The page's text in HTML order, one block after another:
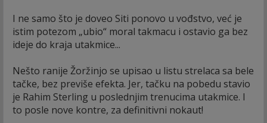
I ne samo što je doveo Siti ponovo u vođstvo, već je
istim potezom „ubio“ moral takmacu i ostavio ga bez
ideje do kraja utakmice...
Nešto ranije Žoržinjo se upisao u listu strelaca sa bele
tačke, bez previše efekta. Jer, tačku na pobedu stavio
je Rahim Sterling u poslednjim trenucima utakmice. I
to posle nove kontre, za definitivni nokaut!